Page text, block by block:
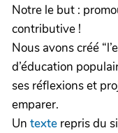
Notre le but :
contributive !
Nous avons créé
d’éducation
ses réflexions et
emparer.
Un texte repris du